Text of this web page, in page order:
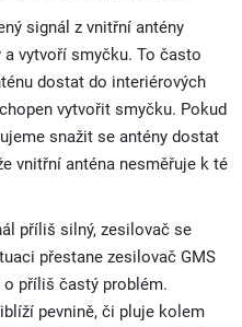
signál z vnitřní antény
vytvoří smyčku. To často
dostat do interiérových
vytvořit smyčku. Pokud
snažit se antény dostat
vnitřní anténa nesměřuje k té
příliš silný, zesilovač se
přestane zesilovač GMS
příliš častý problém.
pevnině, či pluje kolem